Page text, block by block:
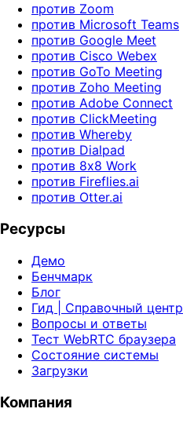
против Zoom
против Microsoft Teams
против Google Meet
против Cisco Webex
против GoTo Meeting
против Zoho Meeting
против Adobe Connect
против ClickMeeting
против Whereby
против Dialpad
против 8x8 Work
против Fireflies.ai
против Otter.ai
Ресурсы
Демо
Бенчмарк
Блог
Гид | Справочный центр
Вопросы и ответы
Тест WebRTC браузера
Состояние системы
Загрузки
Компания